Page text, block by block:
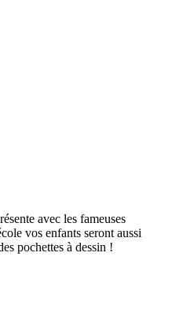
avec les fameuses
vos enfants seront aussi
pochettes à dessin !